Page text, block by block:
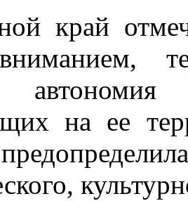
край
на ее